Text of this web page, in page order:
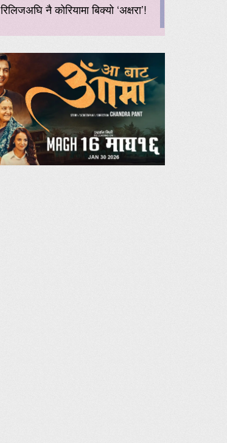
रिलिजअघि नै कोरियामा बिक्यो ‘अक्षरा’!